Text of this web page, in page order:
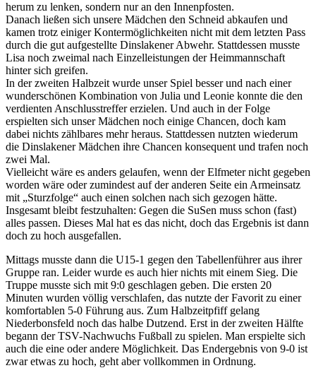
herum zu lenken, sondern nur an den Innenpfosten.
Danach ließen sich unsere Mädchen den Schneid abkaufen und
kamen trotz einiger Kontermöglichkeiten nicht mit dem letzten Pass
durch die gut aufgestellte Dinslakener Abwehr. Stattdessen musste
Lisa noch zweimal nach Einzelleistungen der Heimmannschaft
hinter sich greifen.
In der zweiten Halbzeit wurde unser Spiel besser und nach einer
wunderschönen Kombination von Julia und Leonie konnte die den
verdienten Anschlusstreffer erzielen. Und auch in der Folge
erspielten sich unser Mädchen noch einige Chancen, doch kam
dabei nichts zählbares mehr heraus. Stattdessen nutzten wiederum
die Dinslakener Mädchen ihre Chancen konsequent und trafen noch
zwei Mal.
Vielleicht wäre es anders gelaufen, wenn der Elfmeter nicht gegeben
worden wäre oder zumindest auf der anderen Seite ein Armeinsatz
mit „Sturzfolge“ auch einen solchen nach sich gezogen hätte.
Insgesamt bleibt festzuhalten: Gegen die SuSen muss schon (fast)
alles passen. Dieses Mal hat es das nicht, doch das Ergebnis ist dann
doch zu hoch ausgefallen.
Mittags musste dann die U15-1 gegen den Tabellenführer aus ihrer
Gruppe ran. Leider wurde es auch hier nichts mit einem Sieg. Die
Truppe musste sich mit 9:0 geschlagen geben. Die ersten 20
Minuten wurden völlig verschlafen, das nutzte der Favorit zu einer
komfortablen 5-0 Führung aus. Zum Halbzeitpfiff gelang
Niederbonsfeld noch das halbe Dutzend. Erst in der zweiten Hälfte
begann der TSV-Nachwuchs Fußball zu spielen. Man erspielte sich
auch die eine oder andere Möglichkeit. Das Endergebnis von 9-0 ist
zwar etwas zu hoch, geht aber vollkommen in Ordnung.